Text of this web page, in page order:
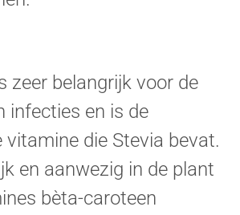
zeer belangrijk voor de
infecties en is de
vitamine die Stevia bevat.
en aanwezig in de plant
bèta-caroteen